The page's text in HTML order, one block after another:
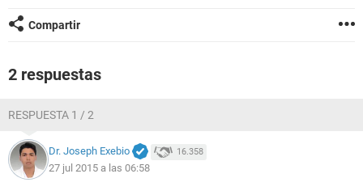
GLOSARIO
Compartir
2 respuestas
RESPUESTA 1 / 2
Dr. Joseph Exebio 16.358
27 jul 2015 a las 06:58